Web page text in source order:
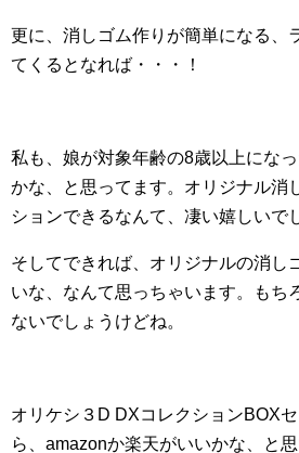
更に、消しゴム作りが簡単になる、
てくるとなれば・・・！
私も、娘が対象年齢の8歳以上にな
かな、と思ってます。オリジナル消
ションできるなんて、凄い嬉しいで
そしてできれば、オリジナルの消し
いな、なんて思っちゃいます。もち
ないでしょうけどね。
オリケシ３D DXコレクションBOX
ら、amazonか楽天がいいかな、と思